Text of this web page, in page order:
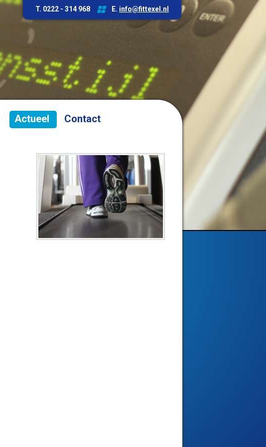
T. 0222 - 314 968 E. info@fittexel.nl
Actueel Contact